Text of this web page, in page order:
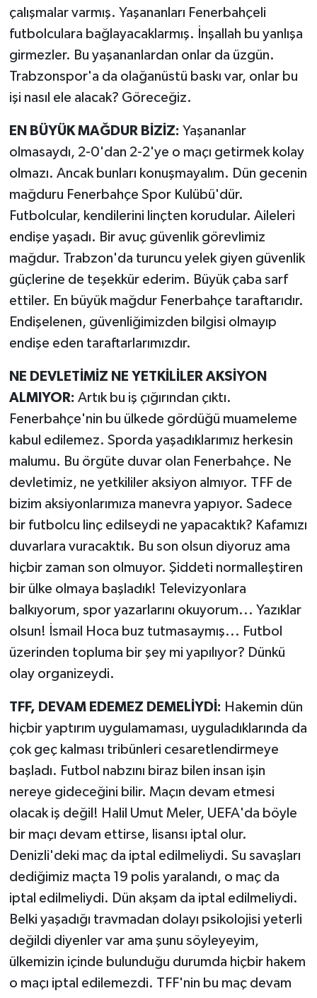
çalışmalar varmış. Yaşananları Fenerbahçeli
futbolculara bağlayacaklarmış. İnşallah bu yanlışa
girmezler. Bu yaşananlardan onlar da üzgün.
Trabzonspor'a da olağanüstü baskı var, onlar bu
işi nasıl ele alacak? Göreceğiz.
EN BÜYÜK MAĞDUR BİZİZ: Yaşananlar
olmasaydı, 2-0'dan 2-2'ye o maçı getirmek kolay
olmazı. Ancak bunları konuşmayalım. Dün gecenin
mağduru Fenerbahçe Spor Kulübü'dür.
Futbolcular, kendilerini linçten korudular. Aileleri
endişe yaşadı. Bir avuç güvenlik görevlimiz
mağdur. Trabzon'da turuncu yelek giyen güvenlik
güçlerine de teşekkür ederim. Büyük çaba sarf
ettiler. En büyük mağdur Fenerbahçe taraftarıdır.
Endişelenen, güvenliğimizden bilgisi olmayıp
endişe eden taraftarlarımızdır.
NE DEVLETİMİZ NE YETKİLİLER AKSİYON
ALMIYOR: Artık bu iş çığırından çıktı.
Fenerbahçe'nin bu ülkede gördüğü muameleme
kabul edilemez. Sporda yaşadıklarımız herkesin
malumu. Bu örgüte duvar olan Fenerbahçe. Ne
devletimiz, ne yetkililer aksiyon almıyor. TFF de
bizim aksiyonlarımıza manevra yapıyor. Sadece
bir futbolcu linç edilseydi ne yapacaktık? Kafamızı
duvarlara vuracaktık. Bu son olsun diyoruz ama
hiçbir zaman son olmuyor. Şiddeti normalleştiren
bir ülke olmaya başladık! Televizyonlara
balkıyorum, spor yazarlarını okuyorum... Yazıklar
olsun! İsmail Hoca buz tutmasaymış... Futbol
üzerinden topluma bir şey mi yapılıyor? Dünkü
olay organizeydi.
TFF, DEVAM EDEMEZ DEMELİYDİ: Hakemin dün
hiçbir yaptırım uygulamaması, uyguladıklarında da
çok geç kalması tribünleri cesaretlendirmeye
başladı. Futbol nabzını biraz bilen insan işin
nereye gideceğini bilir. Maçın devam etmesi
olacak iş değil! Halil Umut Meler, UEFA'da böyle
bir maçı devam ettirse, lisansı iptal olur.
Denizli'deki maç da iptal edilmeliydi. Su savaşları
dediğimiz maçta 19 polis yaralandı, o maç da
iptal edilmeliydi. Dün akşam da iptal edilmeliydi.
Belki yaşadığı travmadan dolayı psikolojisi yeterli
değildi diyenler var ama şunu söyleyeyim,
ülkemizin içinde bulunduğu durumda hiçbir hakem
o maçı iptal edilemezdi. TFF'nin bu maç devam